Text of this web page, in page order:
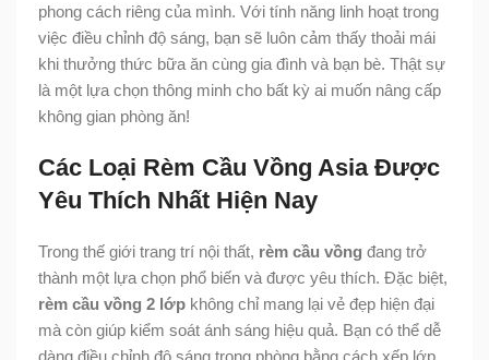
phong cách riêng của mình. Với tính năng linh hoạt trong
việc điều chỉnh độ sáng, bạn sẽ luôn cảm thấy thoải mái
khi thưởng thức bữa ăn cùng gia đình và bạn bè. Thật sự
là một lựa chọn thông minh cho bất kỳ ai muốn nâng cấp
không gian phòng ăn!
Các Loại Rèm Cầu Vồng Asia Được
Yêu Thích Nhất Hiện Nay
Trong thế giới trang trí nội thất, rèm cầu vồng đang trở
thành một lựa chọn phổ biến và được yêu thích. Đặc biệt,
rèm cầu vồng 2 lớp không chỉ mang lại vẻ đẹp hiện đại
mà còn giúp kiểm soát ánh sáng hiệu quả. Bạn có thể dễ
dàng điều chỉnh độ sáng trong phòng bằng cách xếp lớp